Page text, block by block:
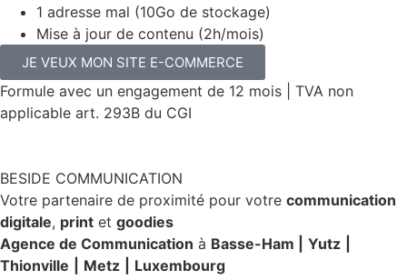
1 adresse mal (10Go de stockage)
Mise à jour de contenu (2h/mois)
JE VEUX MON SITE E-COMMERCE
Formule avec un engagement de 12 mois | TVA non
applicable art. 293B du CGI
BESIDE COMMUNICATION
Votre partenaire de proximité pour votre communication
digitale, print et goodies
Agence de Communication à Basse-Ham | Yutz
Thionville
Metz Luxembourg